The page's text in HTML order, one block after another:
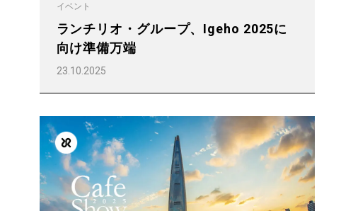
イベント
ランチリオ・グループ、Igeho 2025に
向け準備万端
23.10.2025
すべて 製品情報